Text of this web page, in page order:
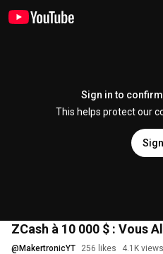
Sign in to confirm
This helps protect our
ZCash à 10 000 $ : Vous
@ MakertronicYT 256 likes 4.1K views